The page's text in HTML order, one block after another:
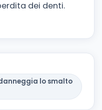
dei denti.
lo smalto